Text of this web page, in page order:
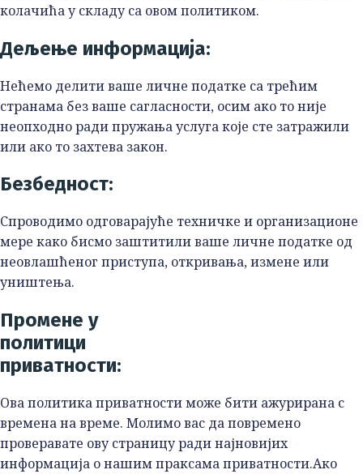
колачића у складу са овом политиком.
Дељење информација:
Нећемо делити ваше личне податке са трећим
странама без ваше сагласности, осим ако то није
неопходно ради пружања услуга које сте затражили
или ако то захтева закон.
Безбедност:
Спроводимо одговарајуће техничке и организационе
мере како бисмо заштитили ваше личне податке од
неовлашћеног приступа, откривања, измене или
уништења.
Промене у
политици
приватности:
Ова политика приватности може бити ажурирана с
времена на време. Молимо вас да повремено
проверавате ову страницу ради најновијих
информација о нашим праксама приватности.Ако